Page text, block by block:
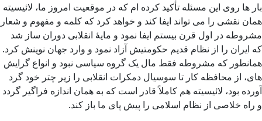
بار ها روی این مسئله تأکید کرده ام که در موقعیت امروز ما، لائیسیته
همان نقشی را می تواند ایفا کند و خواهد کرد که کلمه و مفهوم و شعار
مشروطه در اول قرن بیستم ایفا نمود و مایۀ انقلابی دوران ساز شد
که ایران را از نظام قدیم حکومتیش آزاد نمود و وارد جهان نوینش کرد.
همانطور که مشروطه فقط مال یک گروه سیاسی نبود و انواع گرایش
های، از محافظه کار تا سوسیال دمکرات انقلابی را زیر چتر خود گرد
آورده بود، لائیسیته هم کاملاً قادر است که به همان اندازه فراگیر گردد
و راه خلاصی از نظام اسلامی را پیش پای ما باز کند.